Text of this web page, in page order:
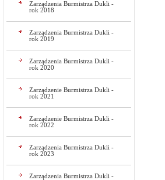
Zarządzenia Burmistrza Dukli -
rok 2018
Zarządzenia Burmistrza Dukli -
rok 2019
Zarządzenia Burmistrza Dukli -
rok 2020
Zarządzenie Burmistrza Dukli -
rok 2021
Zarządzenie Burmistrza Dukli -
rok 2022
Zarządzenia Burmistrza Dukli -
rok 2023
Zarządzenia Burmistrza Dukli -